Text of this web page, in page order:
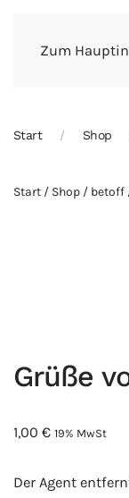
Zum
Start Shop
Start / Shop / betoff
Grüße
1,00 € 19% MwSt
Der Agent